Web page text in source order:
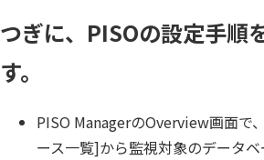
つぎに、PISOの設定手順
す。
PISO ManagerのOverview画面で
ース一覧]から監視対象のデータベ